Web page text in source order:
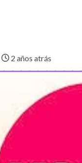
2 años atrás